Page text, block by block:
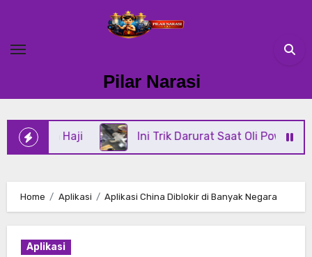
content
Pilar Narasi
Ini Trik Darurat Saat Oli Power Steering Di
Home Aplikasi Aplikasi China Diblokir di Banyak Negara
Aplikasi